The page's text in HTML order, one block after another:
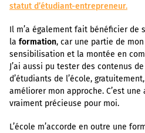
statut d’étudiant-entrepreneur.
Il m’a également fait bénéficier de
la formation, car une partie de
sensibilisation et la montée en
J’ai aussi pu tester des contenus
d’étudiants de l’école,
améliorer mon approche. C’est
vraiment précieuse pour moi.
L’école m’accorde en outre une